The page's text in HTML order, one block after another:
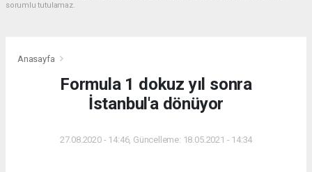
sorumlu tutulamaz.
Anasayfa
Formula 1 dokuz yıl sonra
İstanbul'a dönüyor
27.08.2020 - 14:46, Güncelleme: 18.05.2021 - 14:34